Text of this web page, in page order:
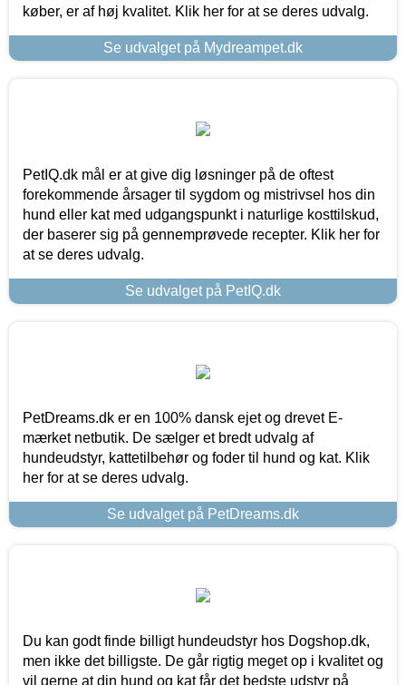
køber, er af høj kvalitet. Klik her for at se deres udvalg.
Se udvalget på Mydreampet.dk
PetIQ.dk mål er at give dig løsninger på de oftest
forekommende årsager til sygdom og mistrivsel hos din
hund eller kat med udgangspunkt i naturlige kosttilskud,
der baserer sig på gennemprøvede recepter. Klik her for
at se deres udvalg.
Se udvalget på PetIQ.dk
PetDreams.dk er en 100% dansk ejet og drevet E-
mærket netbutik. De sælger et bredt udvalg af
hundeudstyr, kattetilbehør og foder til hund og kat. Klik
her for at se deres udvalg.
Se udvalget på PetDreams.dk
Du kan godt finde billigt hundeudstyr hos Dogshop.dk,
men ikke det billigste. De går rigtig meget op i kvalitet og
vil gerne at din hund og kat får det bedste udstyr på